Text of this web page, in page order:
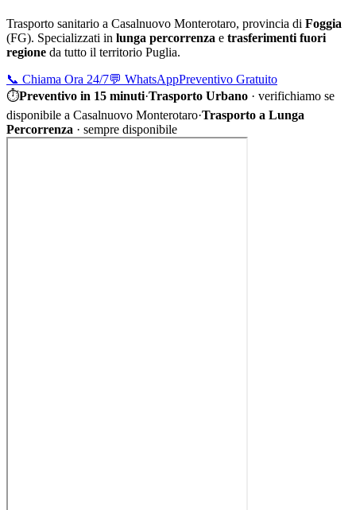
Trasporto sanitario a Casalnuovo Monterotaro, provincia di Foggia
(FG). Specializzati in lunga percorrenza e trasferimenti fuori
regione da tutto il territorio Puglia.
📞 Chiama Ora 24/7💬 WhatsAppPreventivo Gratuito
⏱Preventivo in 15 minuti·Trasporto Urbano · verifichiamo se
disponibile a Casalnuovo Monterotaro·Trasporto a Lunga
Percorrenza · sempre disponibile